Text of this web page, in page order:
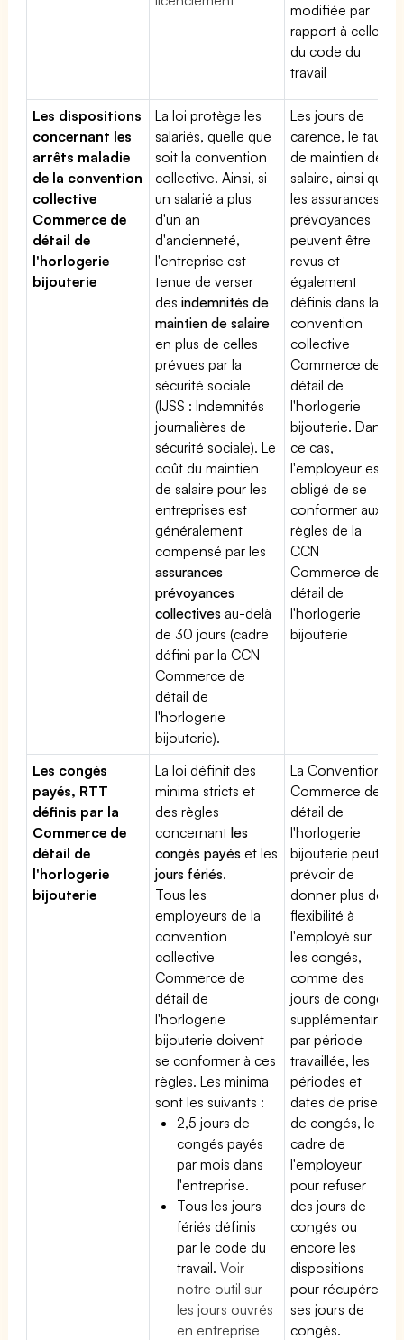
modifiée par
rapport à celle
du code du
travail
Les dispositions
concernant les
arrêts maladie
de la convention
collective
Commerce de
détail de
l'horlogerie
bijouterie
La loi protège les
salariés, quelle que
soit la convention
collective. Ainsi, si
un salarié a plus
d'un an
d'ancienneté,
l'entreprise est
tenue de verser
desindemnités de
maintien de salaire
en plus de celles
prévues par la
sécurité sociale
(IJSS : Indemnités
journalières de
sécurité sociale). Le
coût du maintien
de salaire pour les
entreprises est
généralement
compensé par les
assurances
prévoyances
collectives au-delà
de 30 jours (cadre
défini par la CCN
Commerce de
détail de
l'horlogerie
bijouterie).
Les jours de
carence, le taux
de maintien de
salaire, ainsi que
les assurances
prévoyances
peuvent être
revus et
également
définis dans la
convention
collective
Commerce de
détail de
l'horlogerie
bijouterie. Dans
ce cas,
l'employeur est
obligé de se
conformer aux
règles de la
CCN
Commerce de
détail de
l'horlogerie
bijouterie
Les congés
payés, RTT
définis par la
Commerce de
détail de
l'horlogerie
bijouterie
La loi définit des
minima stricts et
des règles
concernantles
congés payés et les
jours fériés.
Tous les
employeurs de la
convention
collective
Commerce de
détail de
l'horlogerie
bijouterie doivent
se conformer à ces
règles. Les minima
sont les suivants :
2,5 jours de
congés payés
par mois dans
l'entreprise.
Tous les jours
fériés définis
par le code du
travail.Voir
notre outil sur
les jours ouvrés
en entreprise
La Convention
Commerce de
détail de
l'horlogerie
bijouterie peut
prévoir de
donner plus de
flexibilité à
l'employé sur
les congés,
comme des
jours de congé
supplémentaires
par période
travaillée, les
périodes et
dates de prise
de congés, le
cadre de
l'employeur
pour refuser
des jours de
congés ou
encore les
dispositions
pour récupérer
ses jours de
congés.